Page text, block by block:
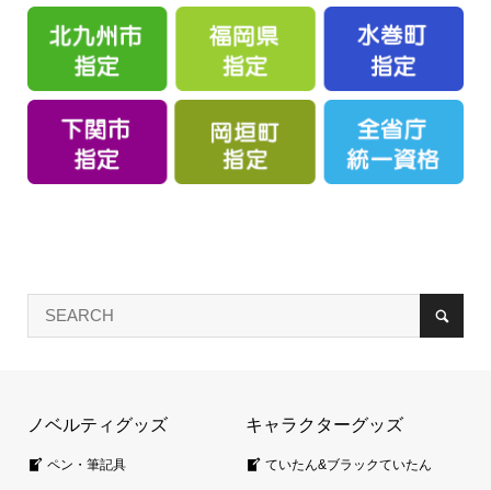
ノベルティグッズ
ペン・筆記具
キャラクターグッズ
ていたん&ブラックていたん